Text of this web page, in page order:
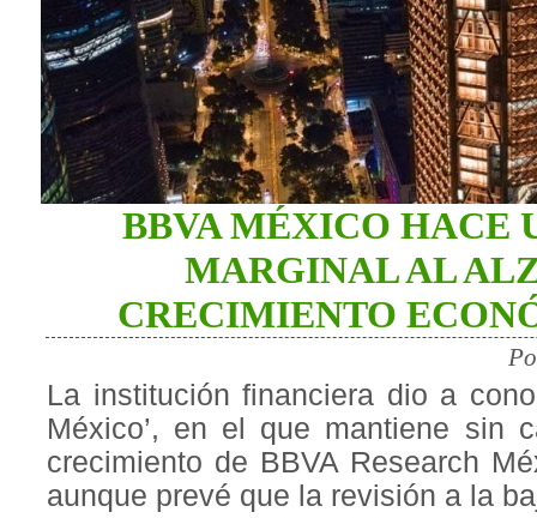
BBVA MÉXICO HACE
MARGINAL AL
CRECIMIENTO
La institución financiera dio a
México’, en el que mantiene sin
crecimiento de BBVA Research
aunque prevé que la revisión a la